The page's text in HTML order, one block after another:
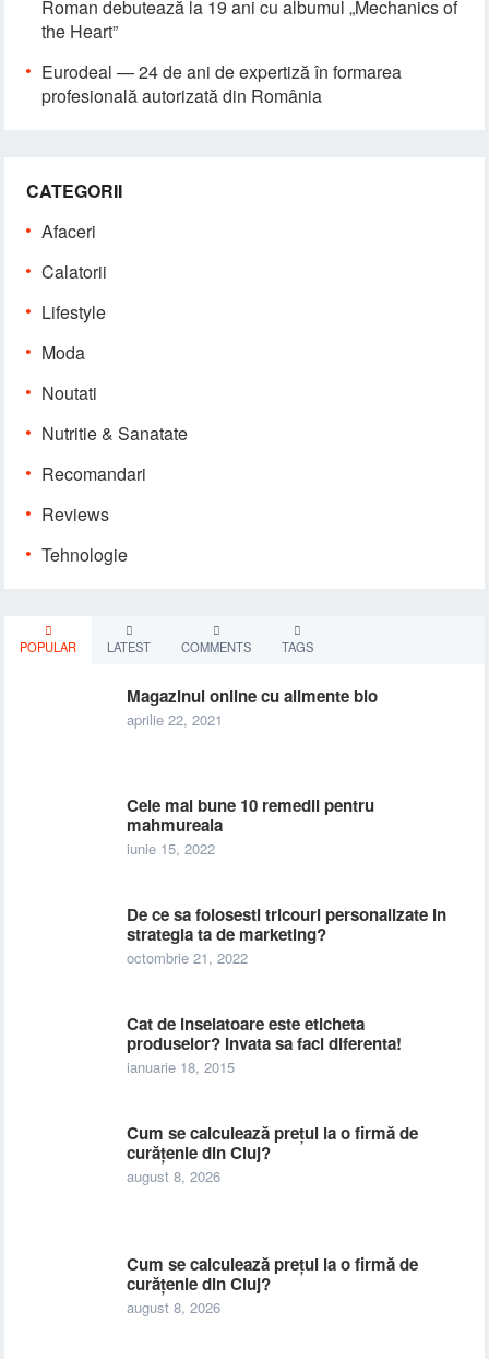
Roman debutează la 19 ani cu albumul „Mechanics of
the Heart”
Eurodeal — 24 de ani de expertiză în formarea
profesională autorizată din România
CATEGORII
Afaceri
Calatorii
Lifestyle
Moda
Noutati
Nutritie & Sanatate
Recomandari
Reviews
Tehnologie
POPULAR LATEST COMMENTS TAGS
Magazinul online cu alimente bio
aprilie 22, 2021
Cele mai bune 10 remedii pentru
mahmureala
iunie 15, 2022
De ce sa folosesti tricouri personalizate in
strategia ta de marketing?
octombrie 21, 2022
Cat de inselatoare este eticheta
produselor? Invata sa faci diferenta!
ianuarie 18, 2015
Cum se calculează prețul la o firmă de
curățenie din Cluj?
august 8, 2026
Cum se calculează prețul la o firmă de
curățenie din Cluj?
august 8, 2026